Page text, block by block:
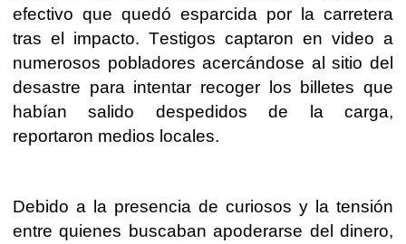
efectivo que quedó esparcida por la carretera
tras el impacto. Testigos captaron en video a
numerosos pobladores acercándose al sitio del
desastre para intentar recoger los billetes que
habían salido despedidos de la carga,
reportaron medios locales.
Debido a la presencia de curiosos y la tensión
entre quienes buscaban apoderarse del dinero,